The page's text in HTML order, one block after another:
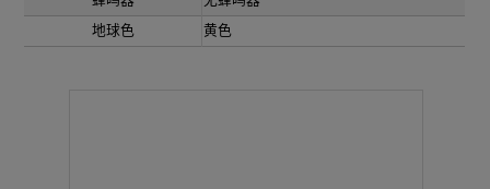
地球色
黄色